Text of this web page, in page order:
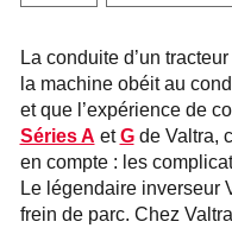
La conduite d’un
la machine obéit au
et que l’expérience de
Séries A etGde Valtra,
en compte : les
Le légendaire inverseur
frein de parc. Chez